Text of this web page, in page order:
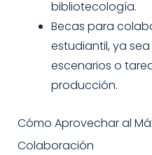
bibliotecología.
Becas para
estudiantil, ya
escenarios o
producción.
Cómo Aprovechar al
Colaboración